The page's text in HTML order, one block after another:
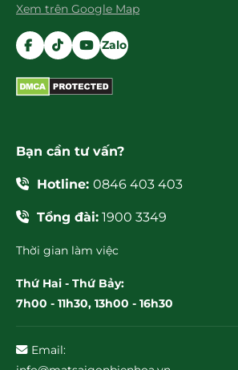
Xem trên Google Map
Zalo
Bạn cần tư vấn?
Hotline: 0846 403 403
Tổng đài: 1900 3349
Thời gian làm việc
Thứ Hai - Thứ Bảy:
7h00 - 11h30, 13h00 - 16h30
Email: